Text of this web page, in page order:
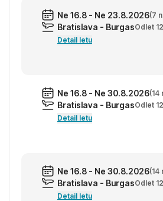
Ne 16.8 - Ne 23.8.2026(7
Bratislava - BurgasOdlet
Detail letu
Ne 16.8 - Ne 30.8.2026(14
Bratislava - BurgasOdlet
Detail letu
Ne 16.8 - Ne 30.8.2026(14
Bratislava - BurgasOdlet
Detail letu